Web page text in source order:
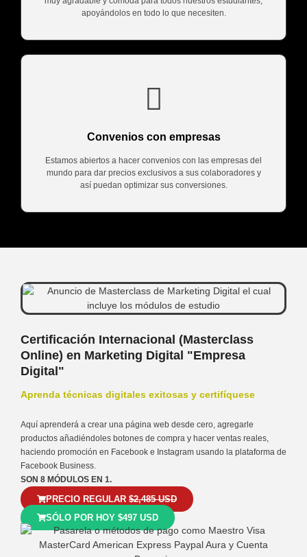
apoyándolos en todo lo que necesiten.
Convenios con empresas
Estamos abiertos a hacer convenios con las empresas del
mundo para dar precios exclusivos a sus colaboradores y
así puedan optimizar sus conversiones.
Certificación Internacional (Masterclass
Online) en Marketing Digital "Empresa
Digital"
Aprenda técnicas digitales exitosas y certifíquese
Aquí aprenderá a crear una página web desde cero, agregarle
productos añadiéndoles botones de compra y hacer ventas reales,
haciendo promoción en Facebook e Instagram usando la plataforma de
Facebook Business.
SON 8 MÓDULOS EN 1.
PRECIO REGULAR $2,485 USD
SÓLO POR HOY $497 USD